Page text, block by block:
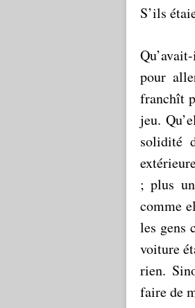
S’ils
pour
franchît
jeu.
solidité
; plus
comme
les gens
voiture
rien.
faire de